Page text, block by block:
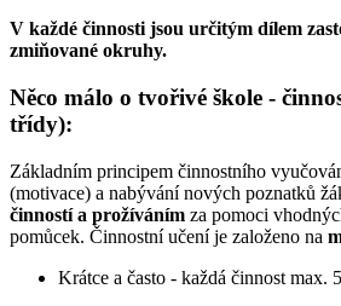
V každé činnosti jsou určitým dílem
zmiňované okruhy.
Něco málo o tvořivé škole -
třídy):
Základním principem činnostního
(motivace) a nabývání nových poznatků
činností a prožíváním za pomoci
pomůcek. Činnostní učení je založeno na
Krátce a často - každá činnost max.